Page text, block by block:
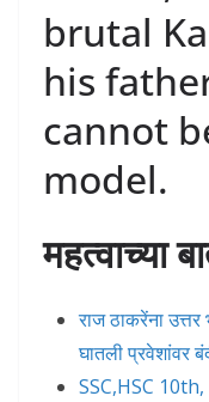
brutal
his
cannot
model.
महत्वाच्या
राज ठाकरेंना उत्तर
घातली प्रवेशांवर
SSC,HSC